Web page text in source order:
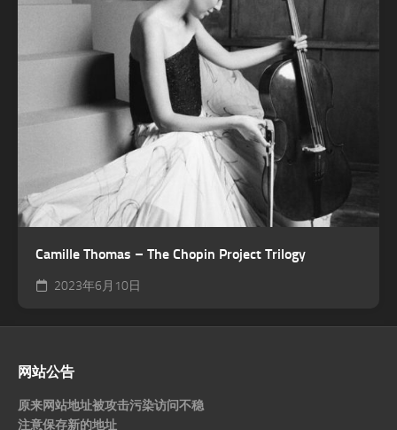
Camille Thomas – The Chopin Project Trilogy
2023年6月10日
网站公告
原来网站地址被攻击污染访问不稳
注意保存新的地址